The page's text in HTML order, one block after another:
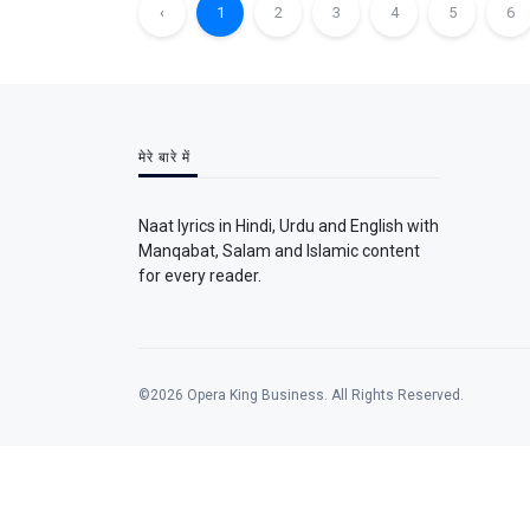
‹ 1 2 3 4 5 6
मेरे बारे में
Naat lyrics in Hindi, Urdu and English with
Manqabat, Salam and Islamic content
for every reader.
©2026 Opera King Business. All Rights Reserved.